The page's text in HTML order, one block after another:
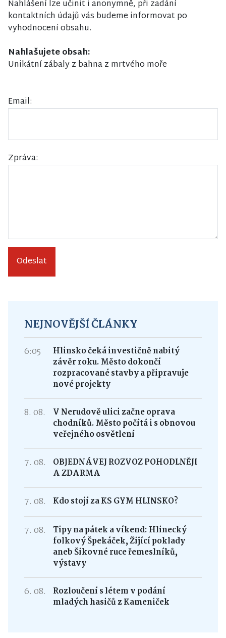
Nahlášení lze učinit i anonymně, při zadání
kontaktních údajů vás budeme informovat po
vyhodnocení obsahu.
Nahlašujete obsah:
Unikátní zábaly z bahna z mrtvého moře
Email:
Zpráva:
Odeslat
NEJNOVĚJŠÍ ČLÁNKY
6:05
Hlinsko čeká investičně nabitý
závěr roku. Město dokončí
rozpracované stavby a připravuje
nové projekty
8. 08.
V Nerudově ulici začne oprava
chodníků. Město počítá i s obnovou
veřejného osvětlení
7. 08.
OBJEDNÁVEJ ROZVOZ POHODLNĚJI
A ZDARMA
7. 08. Kdo stojí za KS GYM HLINSKO?
7. 08.
Tipy na pátek a víkend: Hlinecký
folkový Špekáček, Žijící poklady
aneb Šikovné ruce řemeslníků,
výstavy
6. 08.
Rozloučení s létem v podání
mladých hasičů z Kameniček